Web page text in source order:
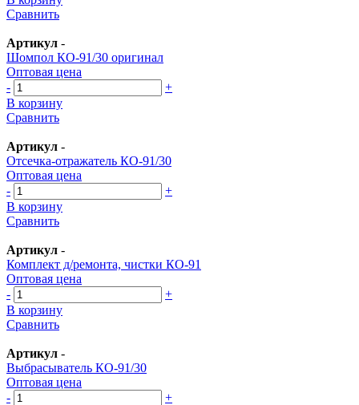
Сравнить
Артикул -
Шомпол КО-91/30 оригинал
Оптовая цена
-
+
В корзину
Сравнить
Артикул -
Отсечка-отражатель КО-91/30
Оптовая цена
-
+
В корзину
Сравнить
Артикул -
Комплект д/ремонта, чистки КО-91
Оптовая цена
-
+
В корзину
Сравнить
Артикул -
Выбрасыватель КО-91/30
Оптовая цена
-
+